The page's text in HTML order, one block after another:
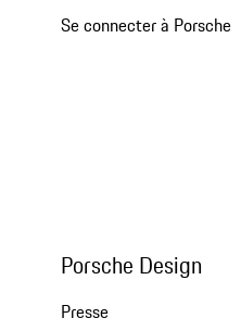
Se connecter à Porsche
Porsche Design
Presse